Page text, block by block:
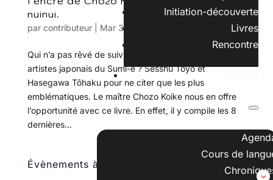
Initiation-découverte
Livres
Rencontre
Cours de
nuinui.
par contributeur| Mar 3, 2022
Qui n’a pas rêvé de suivre les traces des plus grands
artistes japonais du Sumi-e ? Sesshü Tôyô et
Hasegawa Tôhaku pour ne citer que les plus
emblématiques. Le maître Chozo Koike nous en offre
l’opportunité avec ce livre. En effet, il y compile les 8
dernières...
Évènements à venir